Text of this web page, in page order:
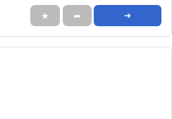
★ ➦ ➜